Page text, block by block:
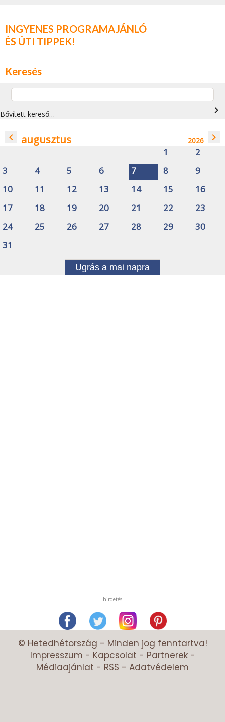
INGYENES PROGRAMAJÁNLÓ
ÉS ÚTI TIPPEK!
Keresés
Bővített kereső… navigate_next
navigate_before augusztus 2026 navigate_next
1
2
3
4 5 6 7 8
9
10
11 12 13 14 15
16
17
18 19 20 21 22
23
24
25 26 27 28 29
30
31
Ugrás a mai napra
hirdetés
© Hetedhétország - Minden jog fenntartva!
Impresszum - Kapcsolat - Partnerek-
Médiaajánlat - RSS - Adatvédelem